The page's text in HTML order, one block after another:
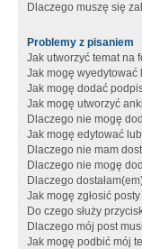
Dlaczego muszę się
Problemy z pisaniem
Jak utworzyć temat na
Jak mogę wyedytować
Jak mogę dodać
Jak mogę utworzyć
Dlaczego nie mogę
Jak mogę edytować
Dlaczego nie mam
Dlaczego nie mogę
Dlaczego
Jak mogę zgłosić
Do czego służy
Dlaczego mój post
Jak mogę podbić mój